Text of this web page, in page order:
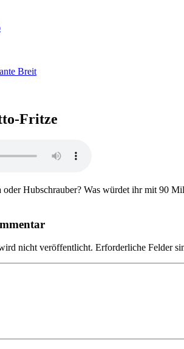
Breit
Fritze
Hubschrauber? Was würdet ihr mit 90
nicht veröffentlicht. Erforderliche Felder